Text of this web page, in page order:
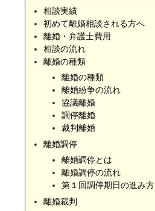
相談実績
初めて離婚相談される方へ
離婚・弁護士費用
相談の流れ
離婚の種類
離婚の種類
離婚紛争の流れ
協議離婚
調停離婚
裁判離婚
離婚調停
離婚調停とは
離婚調停の流れ
第１回調停期日の進み方
離婚裁判